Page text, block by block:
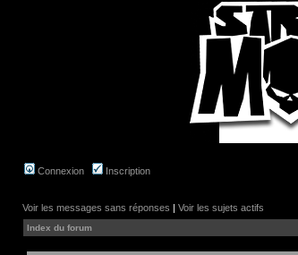
Connexion Inscription
Voir les messages sans réponses | Voir les sujets actifs
Index du forum